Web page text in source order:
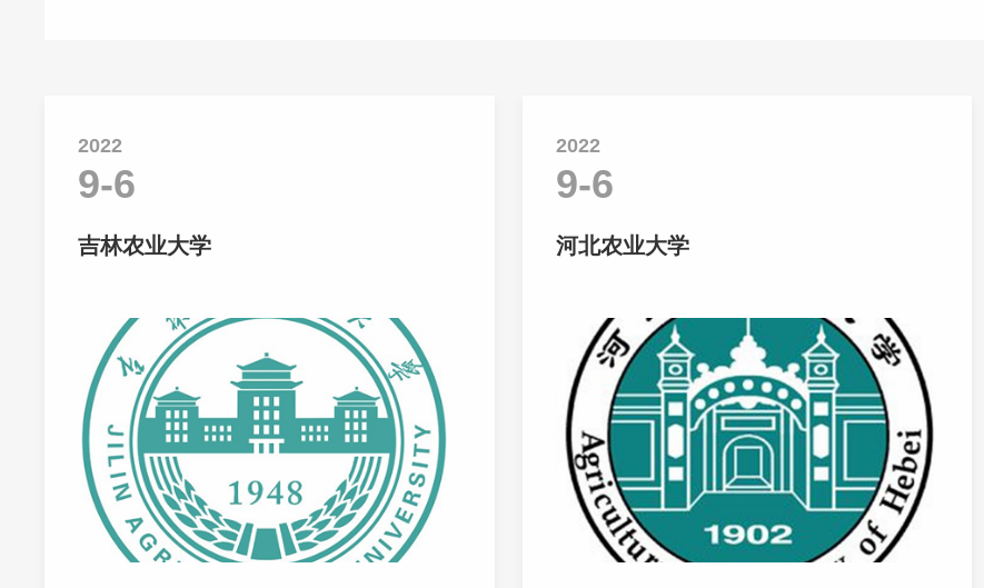
2022
9-6
吉林农业大学
2022
9-6
河北农业大学